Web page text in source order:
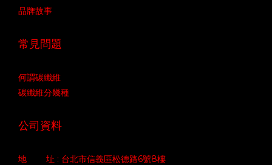
品牌故事
常見問題
何謂碳纖維
碳纖維分幾種
公司資料
地 址 : 台北市信義區松德路6號8樓